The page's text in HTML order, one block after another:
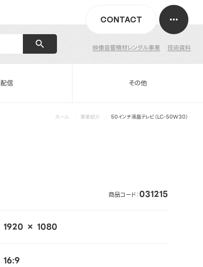
映像音響機材レンタル事業 技術資料
CONTACT
配信 その他
ホーム 事業紹介 50インチ液晶テレビ（LC-50W30）
商品コード：031215
1920 × 1080
16:9